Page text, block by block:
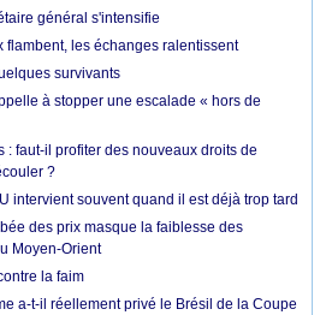
général s'intensifie
flambent, les échanges ralentissent
survivants
à stopper une escalade « hors de
faut-il profiter des nouveaux droits de
?
intervient souvent quand il est déjà trop tard
des prix masque la faiblesse des
Moyen-Orient
la faim
a-t-il réellement privé le Brésil de la Coupe